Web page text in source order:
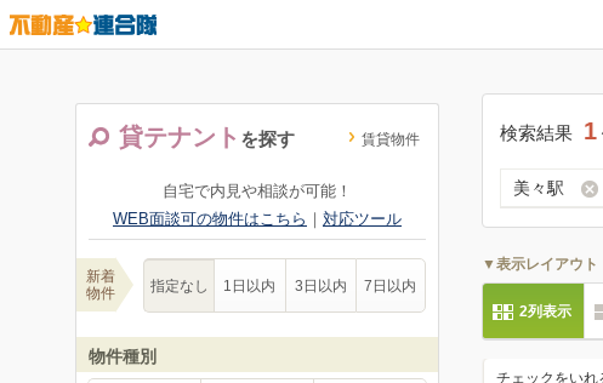
貸テナント を探す 賃貸物件
自宅で内見や相談が可能！
WEB面談可の物件はこちら ｜ 対応ツール
新着
物件
指定なし 1日以内 3日以内 7日以内
物件種別
検索結果 1
美々駅
▼表示レイアウト
2列表示
チェックをいれ